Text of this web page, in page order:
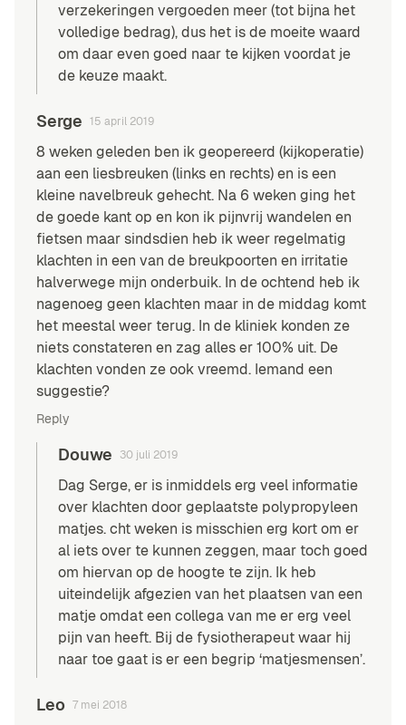
verzekeringen vergoeden meer (tot bijna het
volledige bedrag), dus het is de moeite waard
om daar even goed naar te kijken voordat je
de keuze maakt.
Serge 15 april 2019
8 weken geleden ben ik geopereerd (kijkoperatie)
aan een liesbreuken (links en rechts) en is een
kleine navelbreuk gehecht. Na 6 weken ging het
de goede kant op en kon ik pijnvrij wandelen en
fietsen maar sindsdien heb ik weer regelmatig
klachten in een van de breukpoorten en irritatie
halverwege mijn onderbuik. In de ochtend heb ik
nagenoeg geen klachten maar in de middag komt
het meestal weer terug. In de kliniek konden ze
niets constateren en zag alles er 100% uit. De
klachten vonden ze ook vreemd. Iemand een
suggestie?
Reply
Douwe 30 juli 2019
Dag Serge, er is inmiddels erg veel informatie
over klachten door geplaatste polypropyleen
matjes. cht weken is misschien erg kort om er
al iets over te kunnen zeggen, maar toch goed
om hiervan op de hoogte te zijn. Ik heb
uiteindelijk afgezien van het plaatsen van een
matje omdat een collega van me er erg veel
pijn van heeft. Bij de fysiotherapeut waar hij
naar toe gaat is er een begrip ‘matjesmensen’.
Leo 7 mei 2018